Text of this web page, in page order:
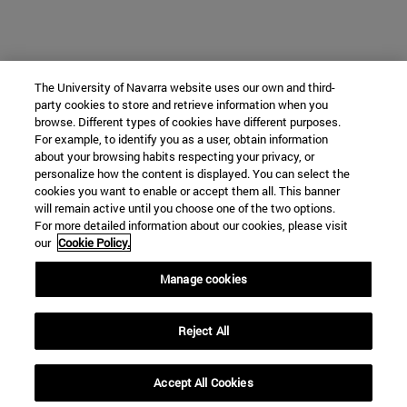
The University of Navarra website uses our own and third-
party cookies to store and retrieve information when you
browse. Different types of cookies have different purposes.
For example, to identify you as a user, obtain information
about your browsing habits respecting your privacy, or
personalize how the content is displayed. You can select the
cookies you want to enable or accept them all. This banner
will remain active until you choose one of the two options.
For more detailed information about our cookies, please visit
our Cookie Policy.
Manage cookies
Reject All
Accept All Cookies